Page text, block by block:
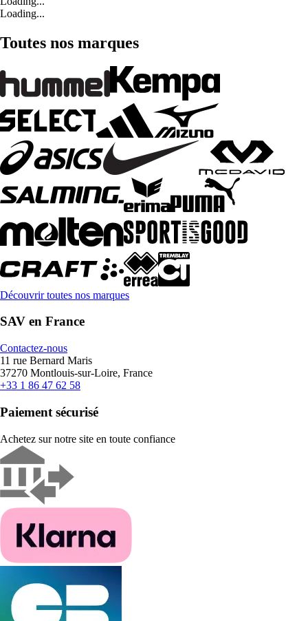
Loading...
Toutes nos marques
Découvrir toutes nos marques
SAV en France
Contactez-nous
11 rue Bernard Maris
37270 Montlouis-sur-Loire, France
+33 1 86 47 62 58
Paiement sécurisé
Achetez sur notre site en toute confiance